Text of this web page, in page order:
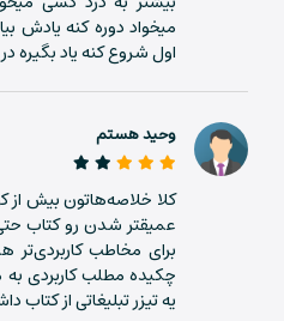
خبر خوب اینه که چکیدا صفر
خلاصه کتاب قوی سیاه رو بخونی
در چه صورتی از این کتاب
- اگه دنبال کتابی هست که
- اگه به بررسی عدم قطعیت در
- اگه عاشق کتاب‌های نسیم
میخواد دوره کنه یادش
اول شروع کنه یاد
وحید هستم
کلا خلاصه‌هاتون بیش
برای مخاطب
چکیده مطلب کاربردی
یه تیزر تبلیغاتی از کتاب